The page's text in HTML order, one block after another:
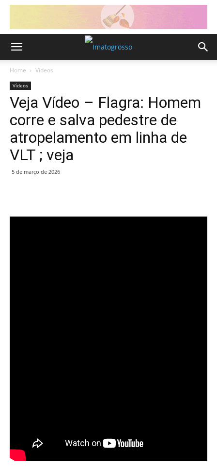
Home Vídeos
Vídeos
Veja Vídeo – Flagra: Homem
corre e salva pedestre de
atropelamento em linha de
VLT ; veja
5 de março de 2026